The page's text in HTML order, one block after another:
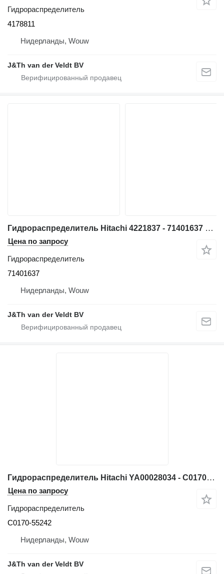
Гидрораспределитель
4178811
Нидерланды, Wouw
J&Th van der Veldt BV
Гидрораспределитель Hitachi 4221837 - 71401637 для экскаватора Hitachi FH200
Цена по запросу
Гидрораспределитель
71401637
Нидерланды, Wouw
J&Th van der Veldt BV
Гидрораспределитель Hitachi YA00028034 - C0170-55242 для экскаватора ZX200-6 ZX210-6 ZX225US-6 ZX225USR-6 ZX225USLC-6 ZX225USRLC-6
Цена по запросу
Гидрораспределитель
C0170-55242
Нидерланды, Wouw
J&Th van der Veldt BV